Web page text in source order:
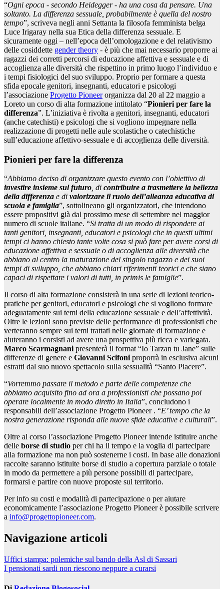
“Ogni epoca - secondo Heidegger - ha una cosa da pensare. Una
soltanto. La differenza sessuale, probabilmente è quella del nostro
tempo”, scriveva negli anni Settanta la filosofa femminista belga
Luce Irigaray nella sua Etica della differenza sessuale. E
sicuramente oggi – nell’epoca dell’omologazione e del relativismo
delle cosiddette gender theory - è più che mai necessario proporre ai
ragazzi dei corretti percorsi di educazione affettiva e sessuale e di
accoglienza alle diversità che rispettino in primo luogo l’individuo e
i tempi fisiologici del suo sviluppo. Proprio per formare a questa
sfida epocale genitori, insegnanti, educatori e psicologi
l’associazione Progetto Pioneerorganizza dal 20 al 22 maggio a
Loreto un corso di alta formazione intitolato “Pionieri per fare la
differenza”. L’iniziativa è rivolta a genitori, insegnanti, educatori
(anche catechisti) e psicologi che si vogliono impegnare nella
realizzazione di progetti nelle aule scolastiche o catechistiche
sull’educazione affettivo-sessuale e di accoglienza delle diversità.
Pionieri per fare la differenza
“Abbiamo deciso di organizzare questo evento con l’obiettivo di
investire insieme sul futuro, di contribuire a trasmettere la bellezza
della differenza e di valorizzare il ruolo dell’alleanza educativa di
scuola e famiglia”, sottolineano gli organizzatori, che intendono
essere propositivi già dal prossimo mese di settembre nel maggior
numero di scuole italiane. “Si tratta di un modo di rispondere ai
tanti genitori, insegnanti, educatori e psicologi che in questi ultimi
tempi ci hanno chiesto tante volte cosa si può fare per avere corsi di
educazione affettiva e sessuale o di accoglienza alle diversità che
abbiano al centro la maturazione del singolo ragazzo e dei suoi
tempi di sviluppo, che abbiano chiari riferimenti teorici e che siano
capaci di rispettare i valori di tutti, in primis le famiglie”.
Il corso di alta formazione consisterà in una serie di lezioni teorico-
pratiche per genitori, educatori e psicologi che si vogliono formare
adeguatamente sui temi della educazione sessuale e dell’affettività.
Oltre le lezioni sono previste delle performance di professionisti che
verteranno sempre sui temi trattati nelle giornate di formazione e
aiuteranno i corsisti ad avere una prospettiva più ricca e variegata.
Marco Scarmagnanipresenterà il format “Io Tarzan tu Jane” sulle
differenze di genere e Giovanni Scifoniproporrà in esclusiva alcuni
estratti dal suo nuovo spettacolo sulla sessualità “Santo Piacere”.
“Vorremmo passare il metodo e parte delle competenze che
abbiamo acquisito fino ad ora a professionisti che possano poi
operare localmente in modo diretto in Italia”, concludono i
responsabili dell’associazione Progetto Pioneer . “E’ tempo che la
nostra generazione risponda alle nuove sfide educative e culturali”.
Oltre al corso l’associazione Progetto Pioneer intende istituire anche
delle borse di studio per chi ha il tempo e la voglia di partecipare
alla formazione ma non può sostenerne i costi. In base alle donazioni
raccolte saranno istituite borse di studio a copertura parziale o totale
in modo da permettere a più persone possibili di partecipare,
formarsi e partire con nuove proposte sul territorio.
Per info su costi e modalità di partecipazione o per aiutare
economicamente l’associazione Progetto Pioneer è possibile scrivere
a info@progettopioneer.com.
Navigazione articoli
Uffici stampa: polemiche sul bando della Asl di Sassari
I pensionati sardi non riescono neppure a curarsi